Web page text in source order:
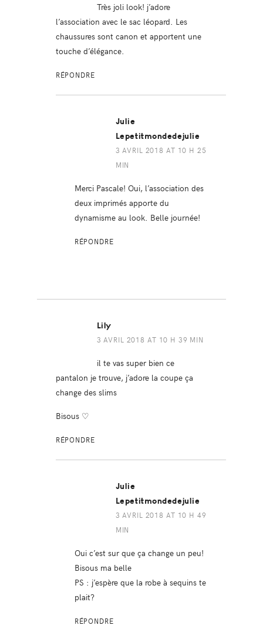
Très joli look! j’adore
l’association avec le sac léopard. Les
chaussures sont canon et apportent une
touche d’élégance.
RÉPONDRE
Julie
Lepetitmondedejulie
3 AVRIL 2018 AT 10 H 25
MIN
Merci Pascale! Oui, l’association des
deux imprimés apporte du
dynamisme au look. Belle journée!
RÉPONDRE
Lily
3 AVRIL 2018 AT 10 H 39 MIN
il te vas super bien ce
pantalon je trouve, j’adore la coupe ça
change des slims
Bisous ♡
RÉPONDRE
Julie
Lepetitmondedejulie
3 AVRIL 2018 AT 10 H 49
MIN
Oui c’est sur que ça change un peu!
Bisous ma belle
PS : j’espère que la robe à sequins te
plait?
RÉPONDRE